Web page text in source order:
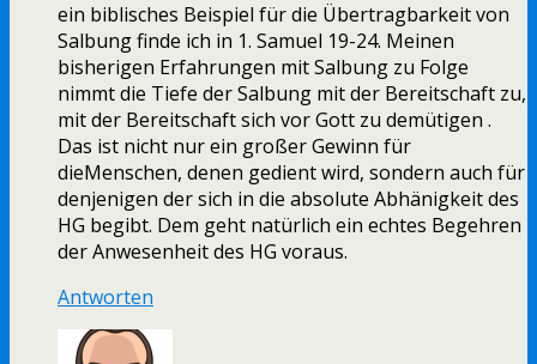
ein biblisches Beispiel für die Übertragbarkeit von
Salbung finde ich in 1. Samuel 19-24. Meinen
bisherigen Erfahrungen mit Salbung zu Folge
nimmt die Tiefe der Salbung mit der Bereitschaft zu,
mit der Bereitschaft sich vor Gott zu demütigen .
Das ist nicht nur ein großer Gewinn für
dieMenschen, denen gedient wird, sondern auch für
denjenigen der sich in die absolute Abhänigkeit des
HG begibt. Dem geht natürlich ein echtes Begehren
der Anwesenheit des HG voraus.
Antworten